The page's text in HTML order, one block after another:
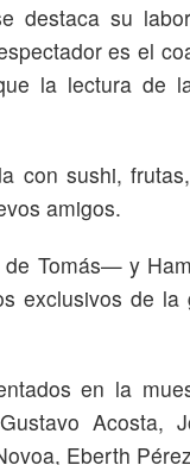
destaca su
es el
la lectura de
con sushi,
amigos.
Tomás— y
exclusivos de
en la
Acosta,
Eberth